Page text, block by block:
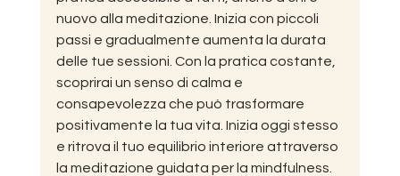
nuovo alla meditazione. Inizia con piccoli
passi e gradualmente aumenta la durata
delle tue sessioni. Con la pratica costante,
scoprirai un senso di calma e
consapevolezza che può trasformare
positivamente la tua vita. Inizia oggi stesso
e ritrova il tuo equilibrio interiore attraverso
la meditazione guidata per la mindfulness.